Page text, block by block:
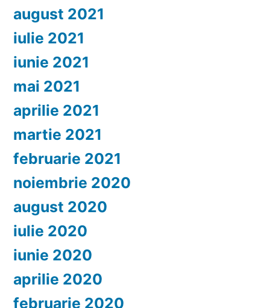
august 2021
iulie 2021
iunie 2021
mai 2021
aprilie 2021
martie 2021
februarie 2021
noiembrie 2020
august 2020
iulie 2020
iunie 2020
aprilie 2020
februarie 2020